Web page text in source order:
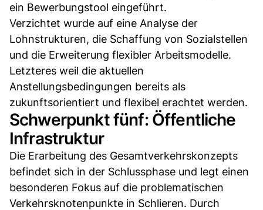
ein Bewerbungstool eingeführt.
Verzichtet wurde auf eine Analyse der
Lohnstrukturen, die Schaffung von Sozialstellen
und die Erweiterung flexibler Arbeitsmodelle.
Letzteres weil die aktuellen
Anstellungsbedingungen bereits als
zukunftsorientiert und flexibel erachtet werden.
Schwerpunkt fünf: Öffentliche
Infrastruktur
Die Erarbeitung des Gesamtverkehrskonzepts
befindet sich in der Schlussphase und legt einen
besonderen Fokus auf die problematischen
Verkehrsknotenpunkte in Schlieren. Durch